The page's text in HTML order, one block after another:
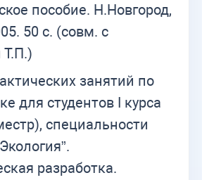
пособие. Н.Новгород,
50 с. (совм. с
занятий по
для студентов I курса
специальности
разработка.